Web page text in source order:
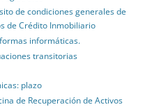
de condiciones generales de
de Crédito Inmobiliario
informáticas.
transitorias
plazo
de Recuperación de Activos